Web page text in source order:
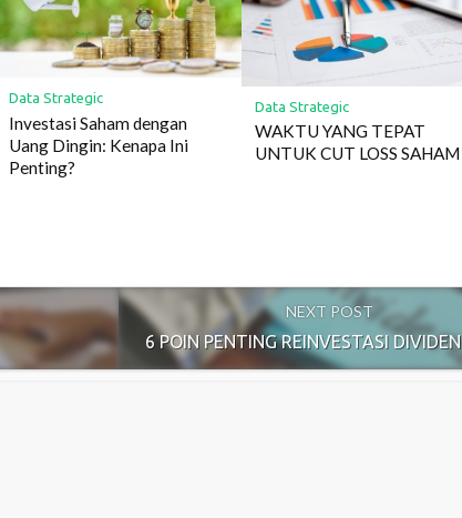
Data Strategic
Investasi Saham dengan
Uang Dingin: Kenapa Ini
Penting?
Data Strategic
WAKTU YANG TEPAT
UNTUK CUT LOSS SAHAM
NEXT POST
6 POIN PENTING REINVESTASI DIVIDEN